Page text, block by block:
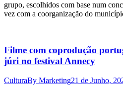
grupo, escolhidos com base num
vez com a coorganização do
Filme com coprodução
júri no festival Annecy
CulturaBy Marketing21 de Junho,